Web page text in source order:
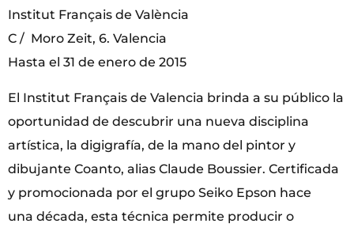
Institut Français de València
C / Moro Zeit, 6. Valencia
Hasta el 31 de enero de 2015
El Institut Français de Valencia brinda a su público la
oportunidad de descubrir una nueva disciplina
artística, la digigrafía, de la mano del pintor y
dibujante Coanto, alias Claude Boussier. Certificada
y promocionada por el grupo Seiko Epson hace
una década, esta técnica permite producir o